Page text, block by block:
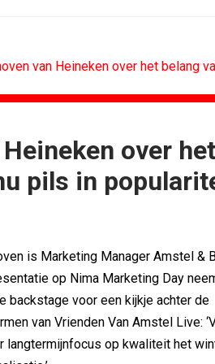
van Heineken over het belang
over
pils in
is Marketing Manager Amstel &
op Nima Marketing Day
backstage voor een kijkje achter de
van Vrienden Van Amstel Live:
langtermijnfocus op kwaliteit het
terug van...
De...
28, 2026
Eindelijk een
Lamborghini
Havas neemt